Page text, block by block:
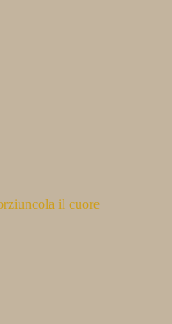
il cuore